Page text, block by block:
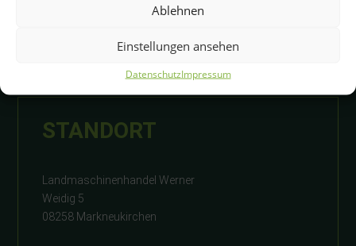
Ablehnen
Einstellungen ansehen
DatenschutzImpressum
STANDORT
Landmaschinenhandel Werner
Weidig 5
08258 Markneukirchen